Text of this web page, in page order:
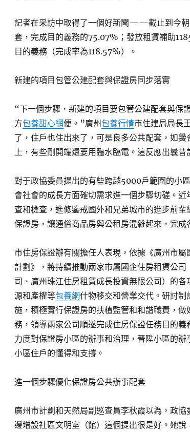
記者在采訪中取得了一個好新聞——截止到今
套，完成目的義務的75.07%；發放租賃補助
目的義務（完成率為118.57%）。
新建的項目包管公建配套與保證房同步落實
“下一個步驟，新建的項目要包管公建配套與保
方包養甜心網便。”廣州包養行情市住建局局長
了，住戶也住出來了，可是良多公共配套，如
上，有些剛開端還要用臨水臨電。這反應出曩昔
對于政協委員提出的有些跨越5000戶範圍的小
會社會的成長方面確切需求進一個步驟切磋。
查和檢查，進修鑒戒國外和兄弟城市的進步前
保證房，讓通俗商品房與公租房混雜起來，完成
市住房保證辦有關擔任人表現，依據《廣州市
計劃》，將持續推動兩家市屬國企住房租賃公
司、廣州珠江住房租賃成長投資無限公司）的
源和產權等包養網什物移交和營業交代。研討
施，積極實行保證房的扶植監管和和諧職責，
務，領導兩家公司順遂完成住房保證任務目的
力度對保證房小區的辦事和治理，晉陞小區的
小區住戶的懂得和支撐。
進一個步驟優化保證房公共辦事配套
廣州市計劃和天然局副巡查員李秋霞以為，政
邊增設社區文明室（館）這個提出很是好。她說